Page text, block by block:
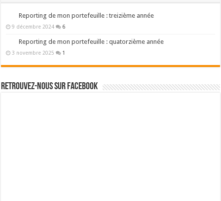
Reporting de mon portefeuille : treizième année
9 décembre 2024 6
Reporting de mon portefeuille : quatorzième année
3 novembre 2025 1
Retrouvez-nous sur Facebook